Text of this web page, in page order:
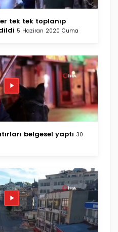
tek tek toplanıp
5 Haziran 2020 Cuma
belgesel yaptı 30